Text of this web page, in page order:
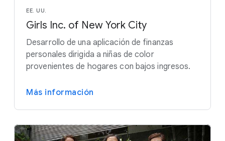
EE. UU.
Girls Inc. of New York City
Desarrollo de una aplicación de finanzas
personales dirigida a niñas de color
provenientes de hogares con bajos ingresos.
Más información